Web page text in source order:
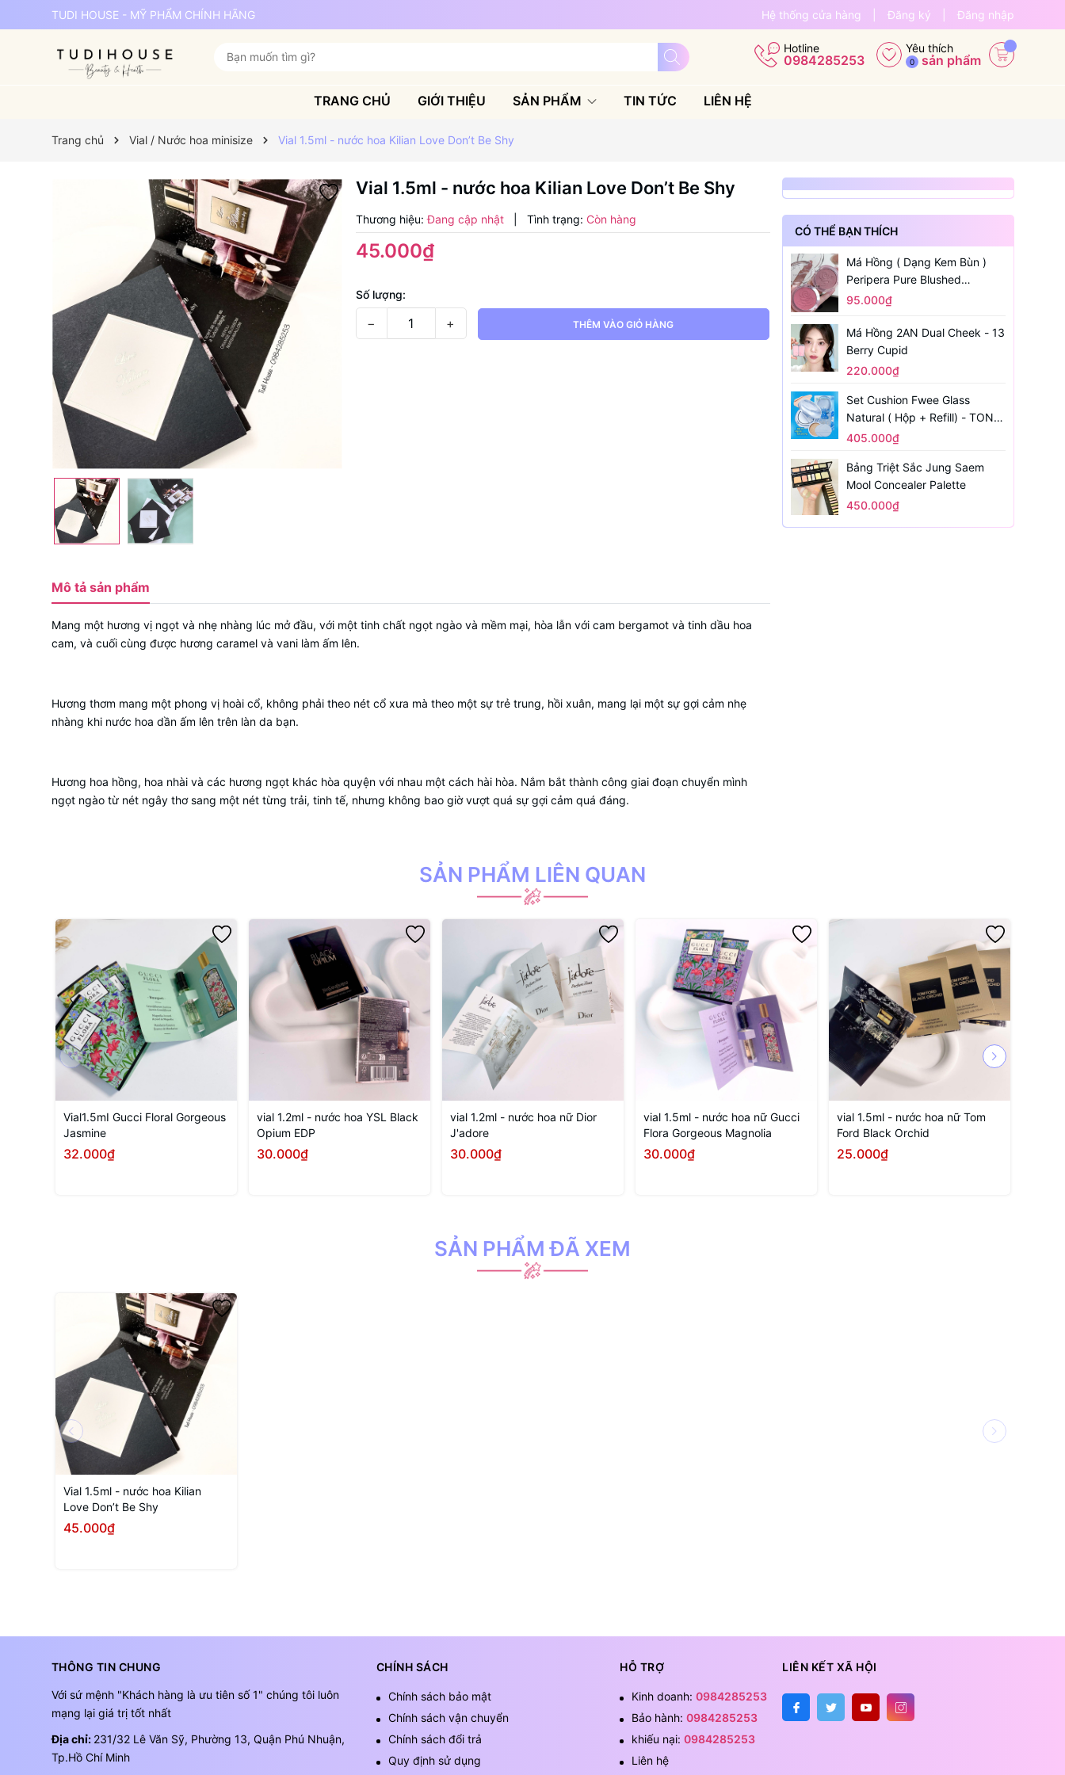
TUDI HOUSE - MỸ PHẨM CHÍNH HÃNG Hệ thống cửa hàng Đăng ký Đăng nhập
Hotline
0984285253
Yêu thích
0 sản phẩm
TRANG CHỦ GIỚI THIỆU SẢN PHẨM TIN TỨC LIÊN HỆ
Trang chủ Vial / Nước hoa minisize Vial 1.5ml - nước hoa Kilian Love Don’t Be Shy
Vial 1.5ml - nước hoa Kilian Love Don’t Be Shy
Thương hiệu: Đang cập nhật Tình trạng: Còn hàng
45.000₫
Số lượng:
− + THÊM VÀO GIỎ HÀNG
Mô tả sản phẩm
Mang một hương vị ngọt và nhẹ nhàng lúc mở đầu, với một tinh chất ngọt ngào và mềm mại, hòa lẫn với cam bergamot và tinh dầu hoa
cam, và cuối cùng được hương caramel và vani làm ấm lên.
Hương thơm mang một phong vị hoài cổ, không phải theo nét cổ xưa mà theo một sự trẻ trung, hồi xuân, mang lại một sự gợi cảm nhẹ
nhàng khi nước hoa dần ấm lên trên làn da bạn.
Hương hoa hồng, hoa nhài và các hương ngọt khác hòa quyện với nhau một cách hài hòa. Nắm bắt thành công giai đoạn chuyển mình
ngọt ngào từ nét ngây thơ sang một nét từng trải, tinh tế, nhưng không bao giờ vượt quá sự gợi cảm quá đáng.
CÓ THỂ BẠN THÍCH
Má Hồng ( Dạng Kem Bùn )
Peripera Pure Blushed
Sunshine Cheek
95.000₫
Má Hồng 2AN Dual Cheek - 13
Berry Cupid
220.000₫
Set Cushion Fwee Glass
Natural ( Hộp + Refill) - TONE
1.5
405.000₫
Bảng Triệt Sắc Jung Saem
Mool Concealer Palette
450.000₫
SẢN PHẨM LIÊN QUAN
Vial1.5mI Gucci Floral Gorgeous
Jasmine
32.000₫
vial 1.2ml - nước hoa YSL Black
Opium EDP
30.000₫
vial 1.2ml - nước hoa nữ Dior
J'adore
30.000₫
vial 1.5ml - nước hoa nữ Gucci
Flora Gorgeous Magnolia
30.000₫
vial 1.5ml - nước hoa nữ Tom
Ford Black Orchid
25.000₫
SẢN PHẨM ĐÃ XEM
Vial 1.5ml - nước hoa Kilian
Love Don’t Be Shy
45.000₫
THÔNG TIN CHUNG
Với sứ mệnh "Khách hàng là ưu tiên số 1" chúng tôi luôn
mạng lại giá trị tốt nhất
Địa chỉ: 231/32 Lê Văn Sỹ, Phường 13, Quận Phú Nhuận,
Tp.Hồ Chí Minh
CHÍNH SÁCH
Chính sách bảo mật
Chính sách vận chuyển
Chính sách đổi trả
Quy định sử dụng
HỖ TRỢ
Kinh doanh: 0984285253
Bảo hành: 0984285253
khiếu nại: 0984285253
Liên hệ
LIÊN KẾT XÃ HỘI